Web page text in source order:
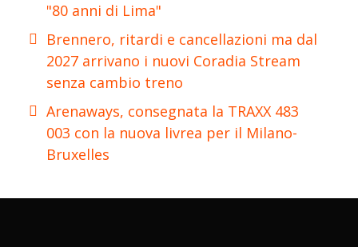
"80 anni di Lima"
Brennero, ritardi e cancellazioni ma dal
2027 arrivano i nuovi Coradia Stream
senza cambio treno
Arenaways, consegnata la TRAXX 483
003 con la nuova livrea per il Milano-
Bruxelles